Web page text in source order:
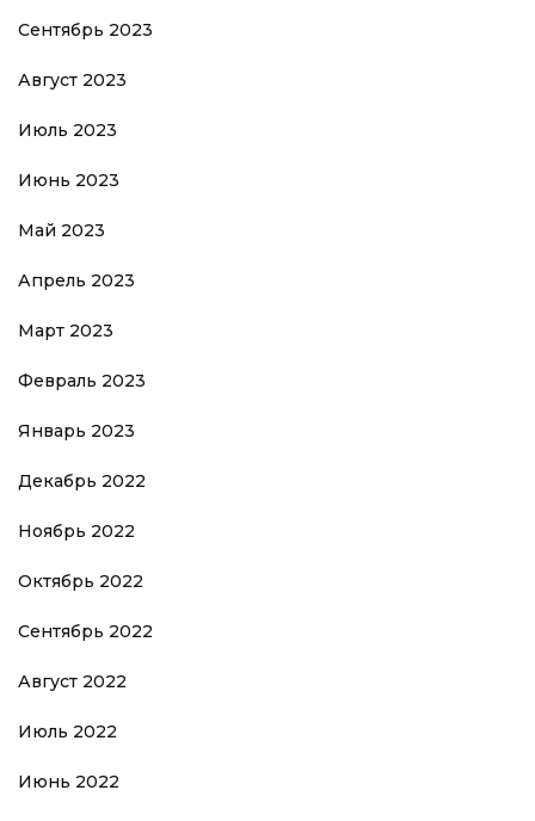
Сентябрь 2023
Август 2023
Июль 2023
Июнь 2023
Май 2023
Апрель 2023
Март 2023
Февраль 2023
Январь 2023
Декабрь 2022
Ноябрь 2022
Октябрь 2022
Сентябрь 2022
Август 2022
Июль 2022
Июнь 2022